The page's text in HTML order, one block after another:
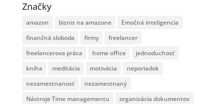
Značky
amazon biznis na amazone
Emočná inteligencia
finančná sloboda
firmy
freelancer
freelancerova práca
home office
jednoduchosť
kniha
meditácia motivácia
neporiadok
nezamestnanosť
nezamestnaný
Nástroje Time managementu
organizácia dokumentov